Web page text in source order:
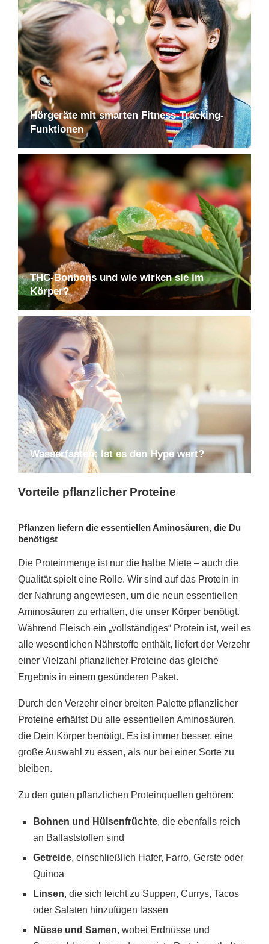
Hörgeräte mit smarten Fitness-Tracking-
Funktionen
THC-Bonbons und wie wirken sie im
Körper?
Wasserfasten: Ist es den Hype wert?
Vorteile pflanzlicher Proteine
Pflanzen liefern die essentiellen Aminosäuren, die Du
benötigst
Die Proteinmenge ist nur die halbe Miete – auch die
Qualität spielt eine Rolle. Wir sind auf das Protein in
der Nahrung angewiesen, um die neun essentiellen
Aminosäuren zu erhalten, die unser Körper benötigt.
Während Fleisch ein „vollständiges“ Protein ist, weil es
alle wesentlichen Nährstoffe enthält, liefert der Verzehr
einer Vielzahl pflanzlicher Proteine ​​das gleiche
Ergebnis in einem gesünderen Paket.
Durch den Verzehr einer breiten Palette pflanzlicher
Proteine ​​erhältst Du alle essentiellen Aminosäuren,
die Dein Körper benötigt. Es ist immer besser, eine
große Auswahl zu essen, als nur bei einer Sorte zu
bleiben.
Zu den guten pflanzlichen Proteinquellen gehören:
Bohnen und Hülsenfrüchte, die ebenfalls reich
an Ballaststoffen sind
Getreide, einschließlich Hafer, Farro, Gerste oder
Quinoa
Linsen, die sich leicht zu Suppen, Currys, Tacos
oder Salaten hinzufügen lassen
Nüsse und Samen, wobei Erdnüsse und